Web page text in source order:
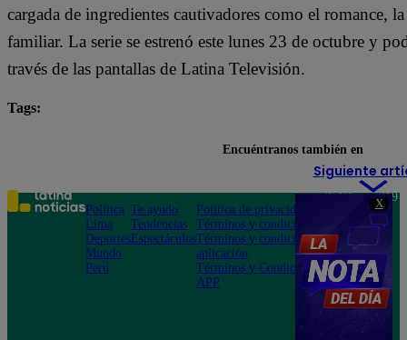
X
cargada de ingredientes cautivadores como el romance,
familiar. La serie se estrenó este lunes 23 de octubre y
través de las pantallas de Latina Televisión.
Tags:
Siguiente
Encuéntranos también en
Política
Lima
Deportes
Mundo
Perú
Te ayudo
Tendencias
Espectáculos
Política de privacidad
Términos y condiciones
Términos y condiciones
aplicación
Términos y Condiciones
APP
Teléfono: 219
Av. San
Felipe 968
Jesús María